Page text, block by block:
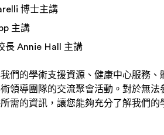
博士主講
主講
長 Annie Hall 主講
們的學術支援資源、健康中心服務
領導團隊的交流聚會活動。對於無法
需的資訊，讓您能夠充分了解我們的